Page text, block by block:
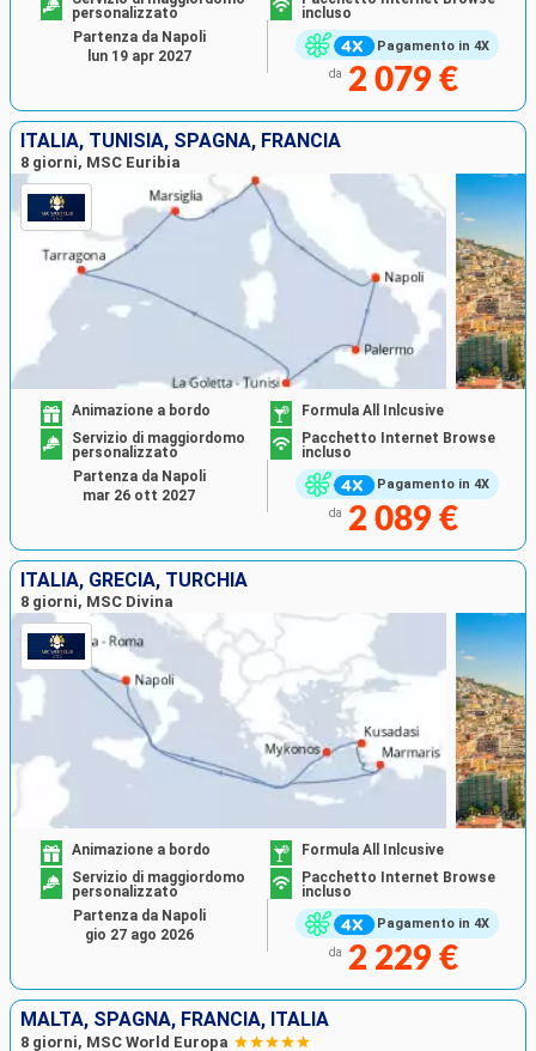
Pagamento in 4X
personalizzato
incluso
da 2 079 €
Partenza da Napoli
lun 19 apr 2027
ITALIA, TUNISIA, SPAGNA, FRANCIA
8 giorni, MSC Euribia
Pagamento in 4X
Animazione a bordo
Formula All Inlcusive
Servizio di maggiordomo
personalizzato
Pacchetto Internet Browse
incluso
da 2 089 €
Partenza da Napoli
mar 26 ott 2027
ITALIA, GRECIA, TURCHIA
8 giorni, MSC Divina
Pagamento in 4X
Animazione a bordo
Formula All Inlcusive
Servizio di maggiordomo
personalizzato
Pacchetto Internet Browse
incluso
da 2 229 €
Partenza da Napoli
gio 27 ago 2026
MALTA, SPAGNA, FRANCIA, ITALIA
8 giorni, MSC World Europa